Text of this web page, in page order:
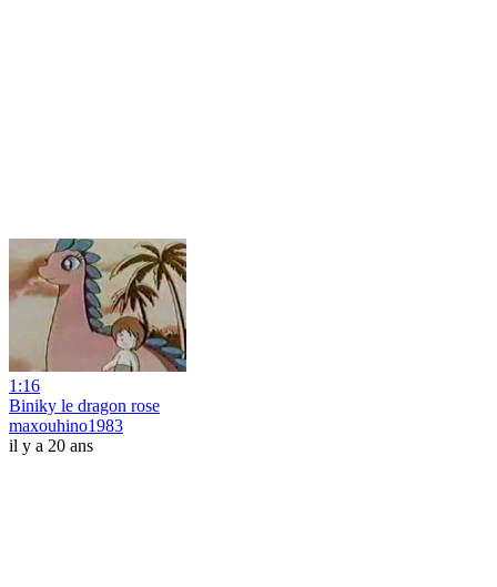
1:16
Biniky le dragon rose
maxouhino1983
il y a 20 ans